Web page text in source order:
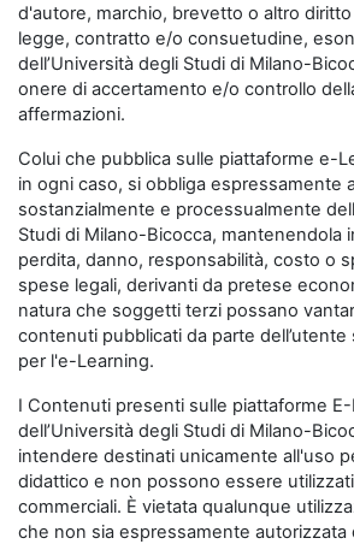
d'autore, marchio, brevetto o altro
legge, contratto e/o consuetudine,
dell’Università degli Studi di Milano-
onere di accertamento e/o controllo
affermazioni.
Colui che pubblica sulle piattaforme e-
in ogni caso, si obbliga espressamente
sostanzialmente e processualmente
Studi di Milano-Bicocca, mantenendola
perdita, danno, responsabilità, costo o
spese legali, derivanti da pretese
natura che soggetti terzi possano
contenuti pubblicati da parte dell’utente
per l'e-Learning.
I Contenuti presenti sulle piattaforme
dell’Università degli Studi di Milano-
intendere destinati unicamente all'uso
didattico e non possono essere
commerciali. È vietata qualunque
che non sia espressamente autorizzata